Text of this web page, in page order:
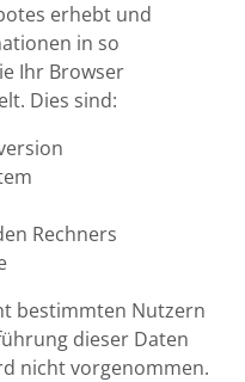
erhebt und
in so
Ihr Browser
Dies sind:
Rechners
bestimmten Nutzern
dieser Daten
nicht vorgenommen.